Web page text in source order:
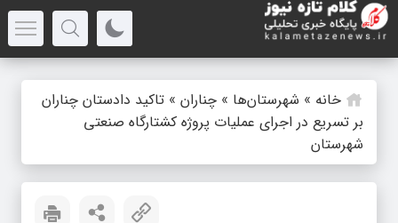
خانه » شهرستان‌ها » چناران » تاکید دادستان چناران
بر تسریع در اجرای عملیات پروژه کشتارگاه صنعتی
شهرستان